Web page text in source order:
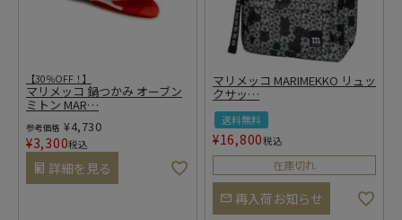
【30％OFF！】
マリメッコ 鍋つかみ オーブン
ミトン MAR…
参考価格 ¥4,730
¥3,300税込
詳細を見る
マリメッコ MARIMEKKO リュッ
クサッ…
送料無料
¥16,800税込
在庫切れ
再入荷お知らせ